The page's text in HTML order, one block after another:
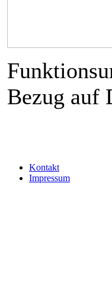
Bezug auf
Kontakt
Impressum